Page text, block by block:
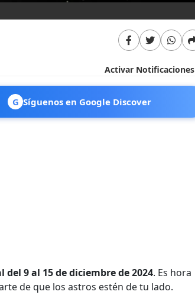
Activar Notificaciones
G Síguenos en Google Discover
del 9 al 15 de diciembre de 2024. Es hora
de que los astros estén de tu lado.